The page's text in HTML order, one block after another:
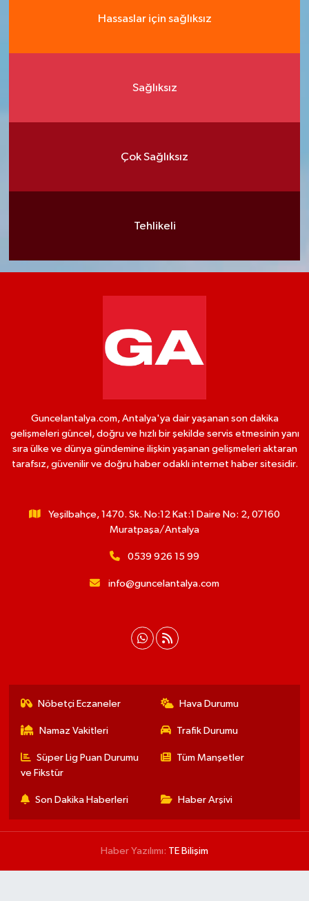
Hassaslar için sağlıksız
Sağlıksız
Çok Sağlıksız
Tehlikeli
Guncelantalya.com, Antalya'ya dair yaşanan son dakika
gelişmeleri güncel, doğru ve hızlı bir şekilde servis etmesinin yanı
sıra ülke ve dünya gündemine ilişkin yaşanan gelişmeleri aktaran
tarafsız, güvenilir ve doğru haber odaklı internet haber sitesidir.
Yeşilbahçe, 1470. Sk. No:12 Kat:1 Daire No: 2, 07160
Muratpaşa/Antalya
0539 926 15 99
info@guncelantalya.com
Nöbetçi Eczaneler Hava Durumu
Namaz Vakitleri Trafik Durumu
Süper Lig Puan Durumu
ve Fikstür
Tüm Manşetler
Son Dakika Haberleri Haber Arşivi
Haber Yazılımı: TE Bilişim